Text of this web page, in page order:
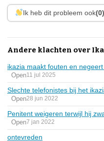
Ik heb dit probleem ook(0)
Andere klachten over
ikazia maakt fouten en
Open11 jul 2025
Slechte telefonistes bij het
Open28 jun 2022
Penitent weigeren terwijl hij
Open7 jan 2022
ontevreden